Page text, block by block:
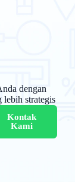
dengan
lebih strategis
Kontak
Kami